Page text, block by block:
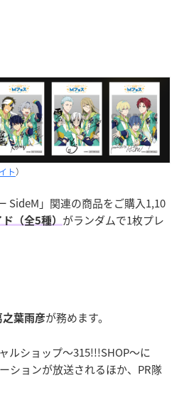
ト）
SideM」関連の商品をご購入1,10
（全5種） がランダムで1枚プレ
之葉雨彦が務めます。
ルショップ～315!!!SHOP～に
ションが放送されるほか、PR隊